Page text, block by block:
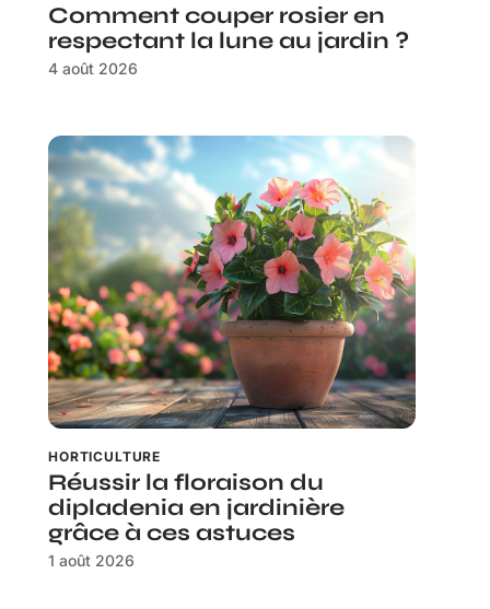
Comment couper rosier en
respectant la lune au jardin ?
4 août 2026
HORTICULTURE
Réussir la floraison du
dipladenia en jardinière
grâce à ces astuces
1 août 2026